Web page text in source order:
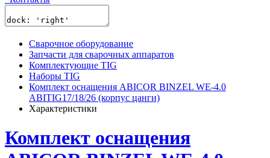
Сварочное оборудование
Запчасти для сварочных аппаратов
Комплектующие TIG
Наборы TIG
Комплект оснащения ABICOR BINZEL WE-4.0
ABITIG17/18/26 (корпус цанги)
Характеристики
Комплект оснащения